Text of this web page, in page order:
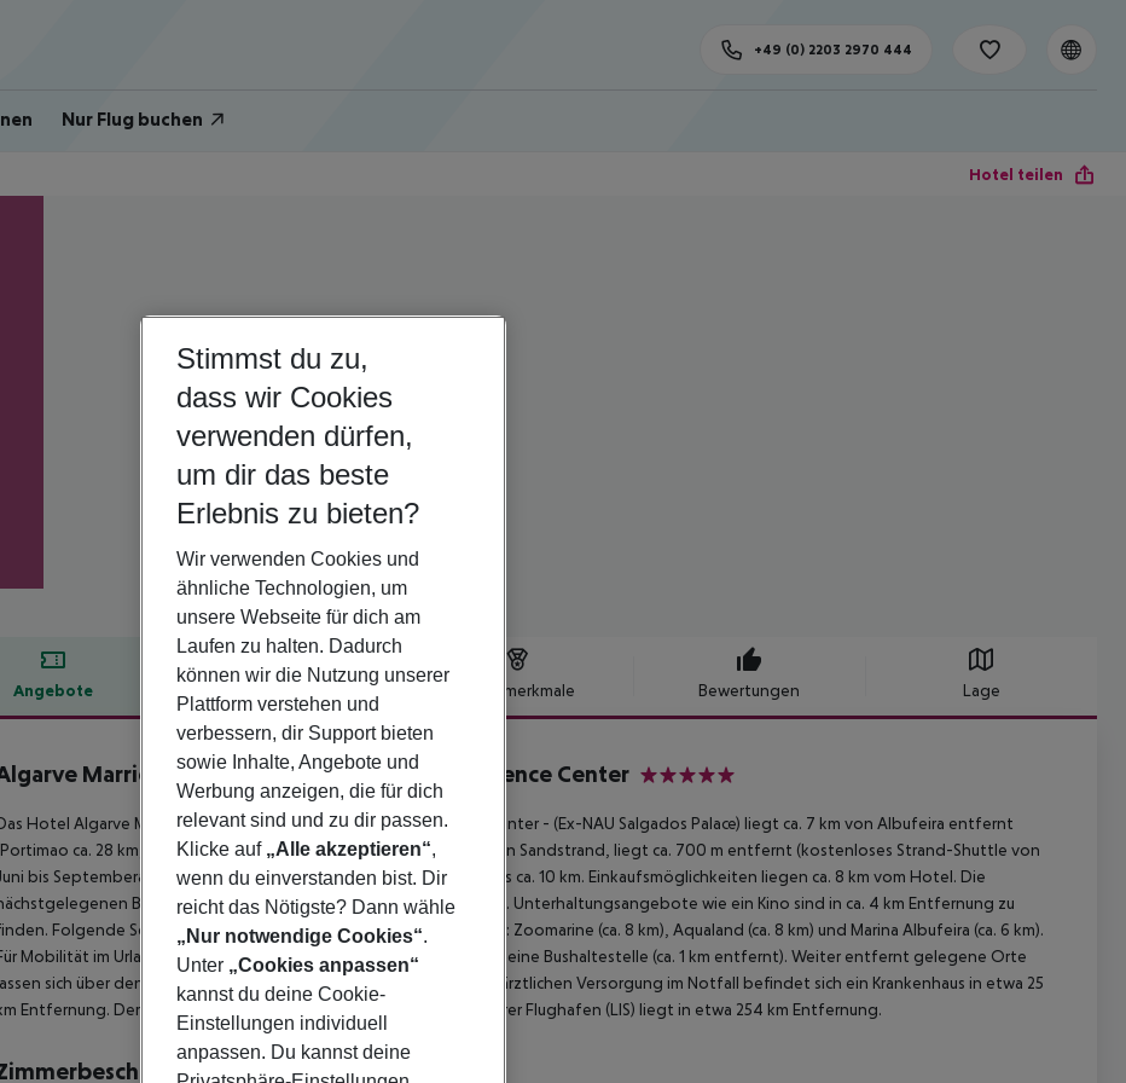
Nur Flug buchen
+49 (0) 2203 2970 444
Hotel teilen
Angebote Hotelmerkmale Bewertungen Lage
Marriott Salgados Golf Resort & Conference Center
Hotel Algarve Marriott Salgados Golf Resort and Conference Center - (Ex-NAU Salgados Palace) liegt ca. 7 km von Albufeira entfernt
ca. 28 km, Amacao De Pera ca. 6 km). Der nächste Strand, ein Sandstrand, liegt ca. 700 m entfernt (kostenloses Strand-Shuttle von
bis Septemberalle 15 Minuten). Zum touristischen Zentrum sind es ca. 10 km. Einkaufsmöglichkeiten liegen ca. 8 km vom Hotel. Die
Bars und Restaurants erreichen Sie nach rund 10 km. Unterhaltungsangebote wie ein Kino sind in ca. 4 km Entfernung zu
Folgende Sehenswürdigkeiten sind vom Hotel aus erreichbar: Zoomarine (ca. 8 km), Aqualand (ca. 8 km) und Marina Albufeira (ca. 6 km).
Mobilität im Urlaub sorgen neben einem Mietwagen-Verleih auch eine Bushaltestelle (ca. 1 km entfernt). Weiter entfernt gelegene Orte
sich über den Bahnhof in rund 5 km Entfernung erreichen. Zur ärztlichen Versorgung im Notfall befindet sich ein Krankenhaus in etwa 25
Entfernung. Der Flughafen (FAO) ist ca. 50 km entfernt. Ein weiterer Flughafen (LIS) liegt in etwa 254 km Entfernung.
Stimmst du zu,
dass wir Cookies
verwenden dürfen,
um dir das beste
Erlebnis zu bieten?
Wir verwenden Cookies und
ähnliche Technologien, um
unsere Webseite für dich am
Laufen zu halten. Dadurch
können wir die Nutzung unserer
Plattform verstehen und
verbessern, dir Support bieten
sowie Inhalte, Angebote und
Werbung anzeigen, die für dich
relevant sind und zu dir passen.
Klicke auf „Alle akzeptieren“,
wenn du einverstanden bist. Dir
reicht das Nötigste? Dann wähle
„Nur notwendige Cookies“.
Unter „Cookies anpassen“
kannst du deine Cookie-
Einstellungen individuell
anpassen. Du kannst deine